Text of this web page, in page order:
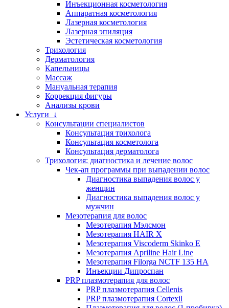
Инъекционная косметология
Аппаратная косметология
Лазерная косметология
Лазерная эпиляция
Эстетическая косметология
Трихология
Дерматология
Капельницы
Массаж
Мануальная терапия
Коррекция фигуры
Анализы крови
Услуги ↓
Консультации специалистов
Консультация трихолога
Консультация косметолога
Консультация дерматолога
Трихология: диагностика и лечение волос
Чек-ап программы при выпадении волос
Диагностика выпадения волос у
женщин
Диагностика выпадения волос у
мужчин
Мезотерапия для волос
Мезотерапия Мэлсмон
Мезотерапия HAIR X
Мезотерапия Viscoderm Skinko E
Мезотерапия Apriline Hair Line
Мезотерапия Filorga NCTF 135 HA
Инъекции Дипроспан
PRP плазмотерапия для волос
PRP плазмотерапия Cellenis
PRP плазмотерапия Cortexil